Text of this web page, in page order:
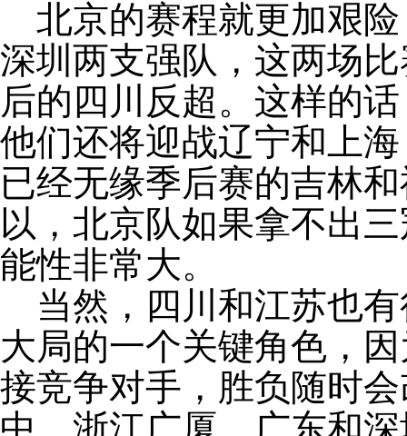
北京的赛程就更加艰险
深圳两支强队，这两场
后的四川反超。这样的
他们还将迎战辽宁和上
已经无缘季后赛的吉林
以，北京队如果拿不出
能性非常大。
当然，四川和江苏也有
大局的一个关键角色，
接竞争对手，胜负随时